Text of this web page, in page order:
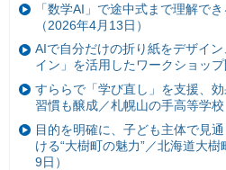
「数学AI」で途中式まで理解で
（2026年4月13日）
AIで自分だけの折り紙をデザイ
イン」を活用したワークショッ
すららで「学び直し」を支援、
習慣も醸成／札幌山の手高等学校
目的を明確に、子ども主体で見
ける“大樹町の魅力”／北海道大
9日）